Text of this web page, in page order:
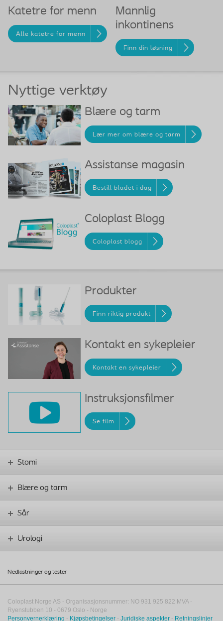
Katetre for menn
Alle katetre for menn
Mannlig
inkontinens
Finn din løsning
Nyttige verktøy
Blære og tarm
Lær mer om blære og tarm
Assistanse magasin
Bestill bladet i dag
Coloplast Blogg
Coloplast blogg
Produkter
Finn riktig produkt
Kontakt en sykepleier
Kontakt en sykepleier
Instruksjonsfilmer
Se film
Stomi
Blære og tarm
Sår
Urologi
Nedlastninger og tester
Coloplast Norge AS - Organisasjonsnummer: NO 931 925 822 MVA -
Ryenstubben 10 - 0679 Oslo - Norge
Personvernerklæring - Kjøpsbetingelser - Juridiske aspekter - Retningslinjer